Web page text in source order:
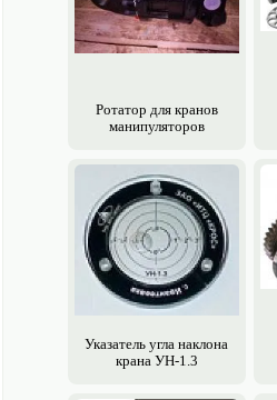
Ротатор для кранов
манипуляторов
Указатель угла наклона
крана УН-1.3